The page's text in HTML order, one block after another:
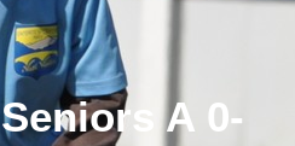
A 0-